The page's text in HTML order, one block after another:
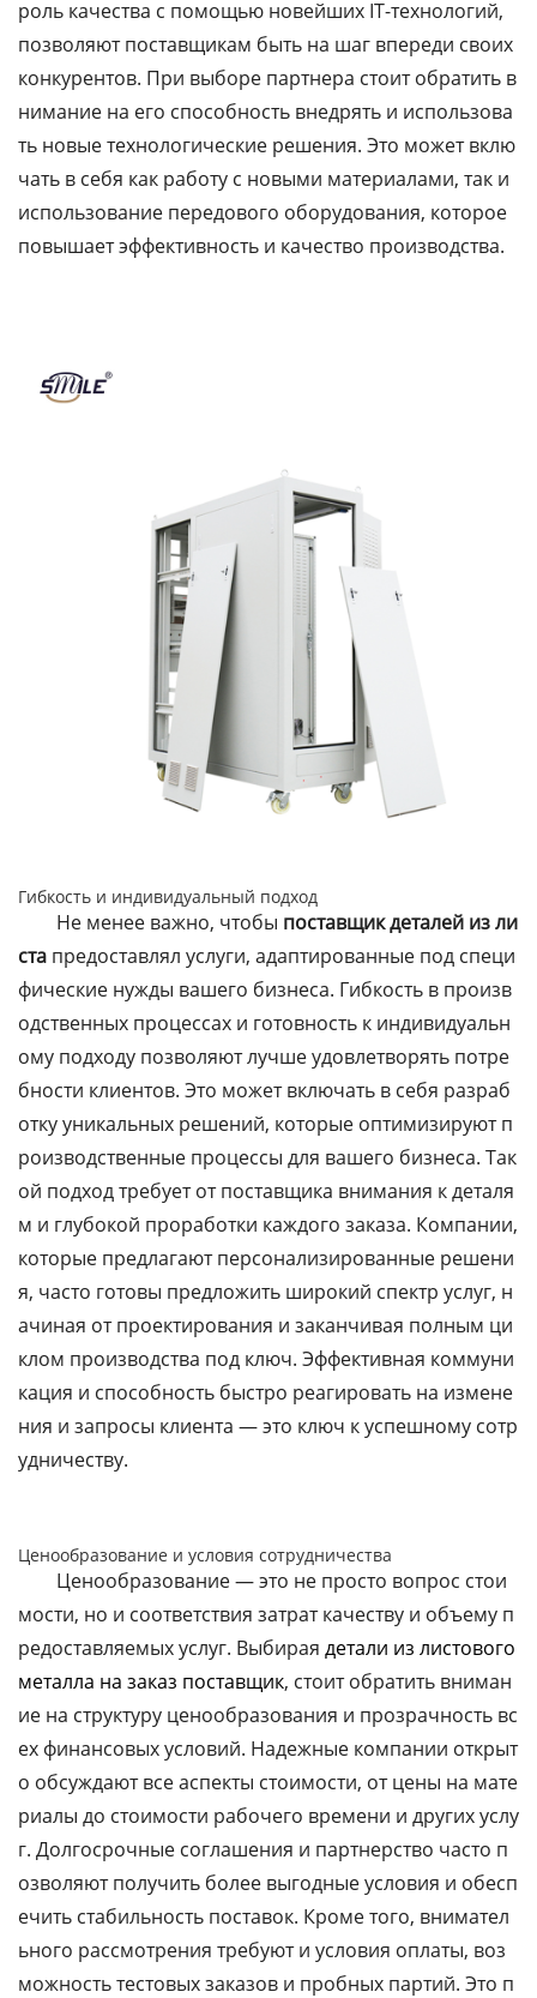
роль качества с помощью новейших IT-технологий,
позволяют поставщикам быть на шаг впереди своих
конкурентов. При выборе партнера стоит обратить в
нимание на его способность внедрять и использова
ть новые технологические решения. Это может вклю
чать в себя как работу с новыми материалами, так и
использование передового оборудования, которое
повышает эффективность и качество производства.
Гибкость и индивидуальный подход
Не менее важно, чтобы поставщик деталей из ли
ста предоставлял услуги, адаптированные под специ
фические нужды вашего бизнеса. Гибкость в произв
одственных процессах и готовность к индивидуальн
ому подходу позволяют лучше удовлетворять потре
бности клиентов. Это может включать в себя разраб
отку уникальных решений, которые оптимизируют п
роизводственные процессы для вашего бизнеса. Так
ой подход требует от поставщика внимания к деталя
м и глубокой проработки каждого заказа. Компании,
которые предлагают персонализированные решени
я, часто готовы предложить широкий спектр услуг, н
ачиная от проектирования и заканчивая полным ци
клом производства под ключ. Эффективная коммуни
кация и способность быстро реагировать на измене
ния и запросы клиента — это ключ к успешному сотр
удничеству.
Ценообразование и условия сотрудничества
Ценообразование — это не просто вопрос стои
мости, но и соответствия затрат качеству и объему п
редоставляемых услуг. Выбирая детали из листового
металла на заказ поставщик, стоит обратить вниман
ие на структуру ценообразования и прозрачность вс
ех финансовых условий. Надежные компании открыт
о обсуждают все аспекты стоимости, от цены на мате
риалы до стоимости рабочего времени и других услу
г. Долгосрочные соглашения и партнерство часто п
озволяют получить более выгодные условия и обесп
ечить стабильность поставок. Кроме того, внимател
ьного рассмотрения требуют и условия оплаты, воз
можность тестовых заказов и пробных партий. Это п